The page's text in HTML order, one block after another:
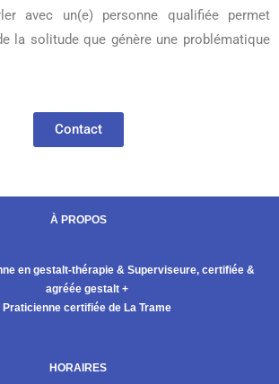
avec un(e) personne qualifiée permet
la solitude que génère une problématique
Contact
À PROPOS
en gestalt-thérapie & Superviseure, certifiée &
agréée gestalt +
Praticienne certifiée de La Trame
HORAIRES